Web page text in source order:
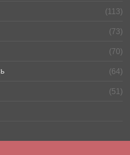
(113)
(73)
(70)
(64)
(51)